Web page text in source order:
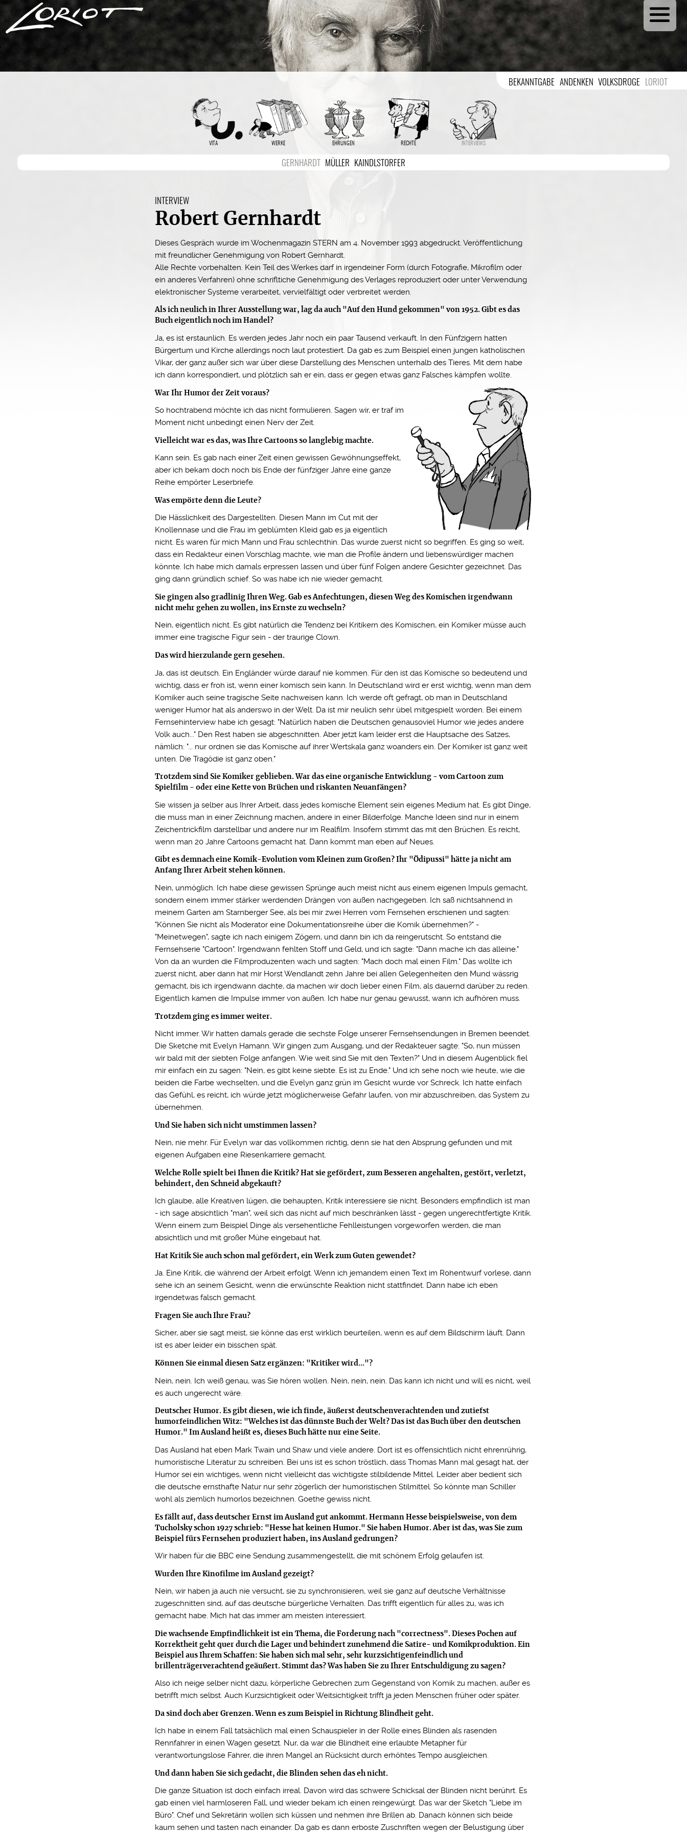
BEKANNTGABE ANDENKEN VOLKSDROGE LORIOT
VITA WERKE EHRUNGEN RECHTE INTERVIEWS
GERNHARDT MÜLLER KAINDLSTORFER
INTERVIEW
Robert Gernhardt
Dieses Gespräch wurde im Wochenmagazin STERN am 4. November 1993 abgedruckt. Veröffentlichung
mit freundlicher Genehmigung von Robert Gernhardt.
Alle Rechte vorbehalten. Kein Teil des Werkes darf in irgendeiner Form (durch Fotografie, Mikrofilm oder
ein anderes Verfahren) ohne schrifltiche Genehmigung des Verlages reproduziert oder unter Verwendung
elektronischer Systeme verarbeitet, vervielfältigt oder verbreitet werden.
Als ich neulich in Ihrer Ausstellung war, lag da auch "Auf den Hund gekommen" von 1952. Gibt es das
Buch eigentlich noch im Handel?
Ja, es ist erstaunlich. Es werden jedes Jahr noch ein paar Tausend verkauft. In den Fünfzigern hatten
Bürgertum und Kirche allerdings noch laut protestiert. Da gab es zum Beispiel einen jungen katholischen
Vikar, der ganz außer sich war über diese Darstellung des Menschen unterhalb des Tieres. Mit dem habe
ich dann korrespondiert, und plötzlich sah er ein, dass er gegen etwas ganz Falsches kämpfen wollte.
War Ihr Humor der Zeit voraus?
So hochtrabend möchte ich das nicht formulieren. Sagen wir, er traf im
Moment nicht unbedingt einen Nerv der Zeit.
Vielleicht war es das, was Ihre Cartoons so langlebig machte.
Kann sein. Es gab nach einer Zeit einen gewissen Gewöhnungseffekt,
aber ich bekam doch noch bis Ende der fünfziger Jahre eine ganze
Reihe empörter Leserbriefe.
Was empörte denn die Leute?
Die Hässlichkeit des Dargestellten. Diesen Mann im Cut mit der
Knollennase und die Frau im geblümten Kleid gab es ja eigentlich
nicht. Es waren für mich Mann und Frau schlechthin. Das wurde zuerst nicht so begriffen. Es ging so weit,
dass ein Redakteur einen Vorschlag machte, wie man die Profile ändern und liebenswürdiger machen
könnte. Ich habe mich damals erpressen lassen und über fünf Folgen andere Gesichter gezeichnet. Das
ging dann gründlich schief. So was habe ich nie wieder gemacht.
Sie gingen also gradlinig Ihren Weg. Gab es Anfechtungen, diesen Weg des Komischen irgendwann
nicht mehr gehen zu wollen, ins Ernste zu wechseln?
Nein, eigentlich nicht. Es gibt natürlich die Tendenz bei Kritikern des Komischen, ein Komiker müsse auch
immer eine tragische Figur sein - der traurige Clown.
Das wird hierzulande gern gesehen.
Ja, das ist deutsch. Ein Engländer würde darauf nie kommen. Für den ist das Komische so bedeutend und
wichtig, dass er froh ist, wenn einer komisch sein kann. In Deutschland wird er erst wichtig, wenn man dem
Komiker auch seine tragische Seite nachweisen kann. Ich werde oft gefragt, ob man in Deutschland
weniger Humor hat als anderswo in der Welt. Da ist mir neulich sehr übel mitgespielt worden. Bei einem
Fernsehinterview habe ich gesagt: "Natürlich haben die Deutschen genausoviel Humor wie jedes andere
Volk auch..." Den Rest haben sie abgeschnitten. Aber jetzt kam leider erst die Hauptsache des Satzes,
nämlich: "... nur ordnen sie das Komische auf ihrer Wertskala ganz woanders ein. Der Komiker ist ganz weit
unten. Die Tragödie ist ganz oben."
Trotzdem sind Sie Komiker geblieben. War das eine organische Entwicklung - vom Cartoon zum
Spielfilm - oder eine Kette von Brüchen und riskanten Neuanfängen?
Sie wissen ja selber aus Ihrer Arbeit, dass jedes komische Element sein eigenes Medium hat. Es gibt Dinge,
die muss man in einer Zeichnung machen, andere in einer Bilderfolge. Manche Ideen sind nur in einem
Zeichentrickfilm darstellbar und andere nur im Realfilm. Insofern stimmt das mit den Brüchen. Es reicht,
wenn man 20 Jahre Cartoons gemacht hat. Dann kommt man eben auf Neues.
Gibt es demnach eine Komik-Evolution vom Kleinen zum Großen? Ihr "Ödipussi" hätte ja nicht am
Anfang Ihrer Arbeit stehen können.
Nein, unmöglich. Ich habe diese gewissen Sprünge auch meist nicht aus einem eigenen Impuls gemacht,
sondern einem immer stärker werdenden Drängen von außen nachgegeben. Ich saß nichtsahnend in
meinem Garten am Starnberger See, als bei mir zwei Herren vom Fernsehen erschienen und sagten:
"Können Sie nicht als Moderator eine Dokumentationsreihe über die Komik übernehmen?" -
"Meinetwegen", sagte ich nach einigem Zögern, und dann bin ich da reingerutscht. So entstand die
Fernsehserie "Cartoon". Irgendwann fehlten Stoff und Geld, und ich sagte: "Dann mache ich das alleine."
Von da an wurden die Filmproduzenten wach und sagten: "Mach doch mal einen Film." Das wollte ich
zuerst nicht, aber dann hat mir Horst Wendlandt zehn Jahre bei allen Gelegenheiten den Mund wässrig
gemacht, bis ich irgendwann dachte, da machen wir doch lieber einen Film, als dauernd darüber zu reden.
Eigentlich kamen die Impulse immer von außen. Ich habe nur genau gewusst, wann ich aufhören muss.
Trotzdem ging es immer weiter.
Nicht immer. Wir hatten damals gerade die sechste Folge unserer Fernsehsendungen in Bremen beendet.
Die Sketche mit Evelyn Hamann. Wir gingen zum Ausgang, und der Redakteuer sagte: "So, nun müssen
wir bald mit der siebten Folge anfangen. Wie weit sind Sie mit den Texten?" Und in diesem Augenblick fiel
mir einfach ein zu sagen: "Nein, es gibt keine siebte. Es ist zu Ende." Und ich sehe noch wie heute, wie die
beiden die Farbe wechselten, und die Evelyn ganz grün im Gesicht wurde vor Schreck. Ich hatte einfach
das Gefühl, es reicht, ich würde jetzt möglicherweise Gefahr laufen, von mir abzuschreiben, das System zu
übernehmen.
Und Sie haben sich nicht umstimmen lassen?
Nein, nie mehr. Für Evelyn war das vollkommen richtig, denn sie hat den Absprung gefunden und mit
eigenen Aufgaben eine Riesenkarriere gemacht.
Welche Rolle spielt bei Ihnen die Kritik? Hat sie gefördert, zum Besseren angehalten, gestört, verletzt,
behindert, den Schneid abgekauft?
Ich glaube, alle Kreativen lügen, die behaupten, Kritik interessiere sie nicht. Besonders empfindlich ist man
- ich sage absichtlich "man", weil sich das nicht auf mich beschränken lässt - gegen ungerechtfertigte Kritik.
Wenn einem zum Beispiel Dinge als versehentliche Fehlleistungen vorgeworfen werden, die man
absichtlich und mit großer Mühe eingebaut hat.
Hat Kritik Sie auch schon mal gefördert, ein Werk zum Guten gewendet?
Ja. Eine Kritik, die während der Arbeit erfolgt. Wenn ich jemandem einen Text im Rohentwurf vorlese, dann
sehe ich an seinem Gesicht, wenn die erwünschte Reaktion nicht stattfindet. Dann habe ich eben
irgendetwas falsch gemacht.
Fragen Sie auch Ihre Frau?
Sicher, aber sie sagt meist, sie könne das erst wirklich beurteilen, wenn es auf dem Bildschirm läuft. Dann
ist es aber leider ein bisschen spät.
Können Sie einmal diesen Satz ergänzen: "Kritiker wird..."?
Nein, nein. Ich weiß genau, was Sie hören wollen. Nein, nein, nein. Das kann ich nicht und will es nicht, weil
es auch ungerecht wäre.
Deutscher Humor. Es gibt diesen, wie ich finde, äußerst deutschenverachtenden und zutiefst
humorfeindlichen Witz: "Welches ist das dünnste Buch der Welt? Das ist das Buch über den deutschen
Humor." Im Ausland heißt es, dieses Buch hätte nur eine Seite.
Das Ausland hat eben Mark Twain und Shaw und viele andere. Dort ist es offensichtlich nicht ehrenrührig,
humoristische Literatur zu schreiben. Bei uns ist es schon tröstlich, dass Thomas Mann mal gesagt hat, der
Humor sei ein wichtiges, wenn nicht vielleicht das wichtigste stilbildende Mittel. Leider aber bedient sich
die deutsche ernsthafte Natur nur sehr zögerlich der humoristischen Stilmittel. So könnte man Schiller
wohl als ziemlich humorlos bezeichnen. Goethe gewiss nicht.
Es fällt auf, dass deutscher Ernst im Ausland gut ankommt. Hermann Hesse beispielsweise, von dem
Tucholsky schon 1927 schrieb: "Hesse hat keinen Humor." Sie haben Humor. Aber ist das, was Sie zum
Beispiel fürs Fernsehen produziert haben, ins Ausland gedrungen?
Wir haben für die BBC eine Sendung zusammengestellt, die mit schönem Erfolg gelaufen ist.
Wurden Ihre Kinofilme im Ausland gezeigt?
Nein, wir haben ja auch nie versucht, sie zu synchronisieren, weil sie ganz auf deutsche Verhältnisse
zugeschnitten sind, auf das deutsche bürgerliche Verhalten. Das trifft eigentlich für alles zu, was ich
gemacht habe. Mich hat das immer am meisten interessiert.
Die wachsende Empfindlichkeit ist ein Thema, die Forderung nach "correctness". Dieses Pochen auf
Korrektheit geht quer durch die Lager und behindert zunehmend die Satire- und Komikproduktion. Ein
Beispiel aus Ihrem Schaffen: Sie haben sich mal sehr, sehr kurzsichtigenfeindlich und
brillenträgerverachtend geäußert. Stimmt das? Was haben Sie zu Ihrer Entschuldigung zu sagen?
Also ich neige selber nicht dazu, körperliche Gebrechen zum Gegenstand von Komik zu machen, außer es
betrifft mich selbst. Auch Kurzsichtigkeit oder Weitsichtigkeit trifft ja jeden Menschen früher oder später.
Da sind doch aber Grenzen. Wenn es zum Beispiel in Richtung Blindheit geht.
Ich habe in einem Fall tatsächlich mal einen Schauspieler in der Rolle eines Blinden als rasenden
Rennfahrer in einen Wagen gesetzt. Nur, da war die Blindheit eine erlaubte Metapher für
verantwortungslose Fahrer, die ihren Mangel an Rücksicht durch erhöhtes Tempo ausgleichen.
Und dann haben Sie sich gedacht, die Blinden sehen das eh nicht.
Die ganze Situation ist doch einfach irreal. Davon wird das schwere Schicksal der Blinden nicht berührt. Es
gab einen viel harmloseren Fall, und wieder bekam ich einen reingewürgt. Das war der Sketch "Liebe im
Büro". Chef und Sekretärin wollen sich küssen und nehmen ihre Brillen ab. Danach können sich beide
kaum sehen und tasten nach einander. Da gab es dann erboste Zuschriften wegen der Belustigung über